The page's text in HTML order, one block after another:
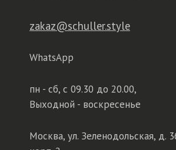
zakaz@schuller.style
WhatsApp
пн - сб, с 09.30 до 20.00,
Выходной - воскресенье
Москва, ул. Зеленодольская, д.